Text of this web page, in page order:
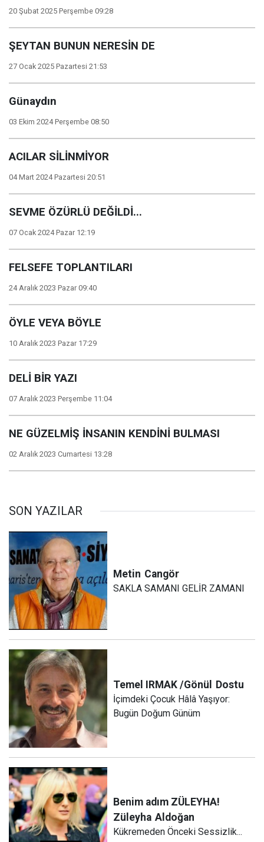
20 Şubat 2025 Perşembe 09:28
ŞEYTAN BUNUN NERESİN DE
27 Ocak 2025 Pazartesi 21:53
Günaydın
03 Ekim 2024 Perşembe 08:50
ACILAR SİLİNMİYOR
04 Mart 2024 Pazartesi 20:51
SEVME ÖZÜRLÜ DEĞİLDİ...
07 Ocak 2024 Pazar 12:19
FELSEFE TOPLANTILARI
24 Aralık 2023 Pazar 09:40
ÖYLE VEYA BÖYLE
10 Aralık 2023 Pazar 17:29
DELİ BİR YAZI
07 Aralık 2023 Perşembe 11:04
NE GÜZELMİŞ İNSANIN KENDİNİ BULMASI
02 Aralık 2023 Cumartesi 13:28
SON YAZILAR
Metin Cangör
SAKLA SAMANI GELİR ZAMANI
Temel IRMAK /Gönül Dostu
İçimdeki Çocuk Hâlâ Yaşıyor:
Bugün Doğum Günüm
Benim adım ZÜLEYHA!
Züleyha Aldoğan
Kükremeden Önceki Sessizlik...